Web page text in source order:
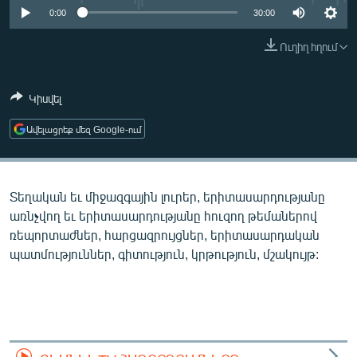
ՄԻՋԱԶԳԱՅԻՆ
ՄԵԿՆԱԲԱՆՈՒԹՅՈՒՆ
ՏՏ ԵՒ ԻՆՏԵՐՆԵՏ
ԿՈՐՈՆԱՎԻՐՈՒՍ
ՏԵՍԱՆՅՈՒԹԵՐ
ԲԱՆԱՎԵՃ
Հայերեն
0:00 30:00
Ուղիղ հղում
Կիսվել
Ավելացրեք մեզ Google-ում
Տեղական եւ միջազգային լուրեր, երիտասարդությանը
առնչվող եւ երիտասարդությանը հուզող թեմաներով
ռեպորտաժներ, հարցազրույցներ, երիտասարդական
պատմություններ, գիտություն, կրթություն, մշակույթ: